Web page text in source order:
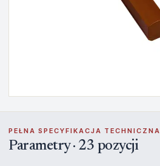
PEŁNA SPECYFIKACJA TECHNICZNA
Parametry · 23 pozycji